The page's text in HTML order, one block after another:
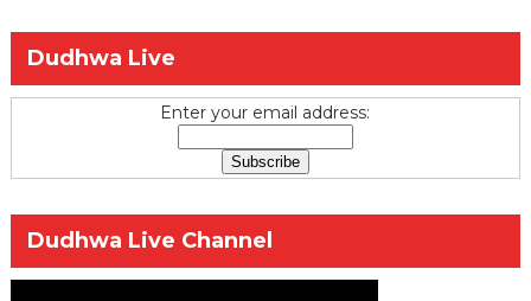
Dudhwa Live
Enter your email address:
Dudhwa Live Channel